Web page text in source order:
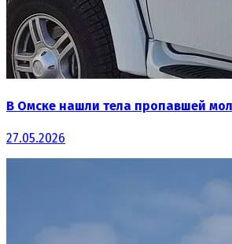
В Омске нашли тела пропавшей
27.05.2026